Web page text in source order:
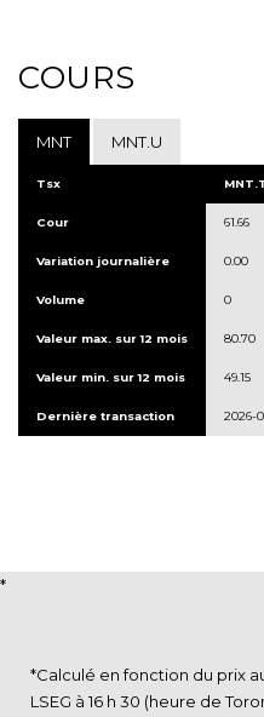
COURS
MNT MNT.U
Tsx
Cour 61.66
Variation journalière 0.00
Volume 0
Valeur max. sur 12 mois 80.70
Valeur min. sur 12 mois 49.15
Dernière transaction 2026-
*
*Calculé en fonction du prix
LSEG à 16 h 30 (heure de